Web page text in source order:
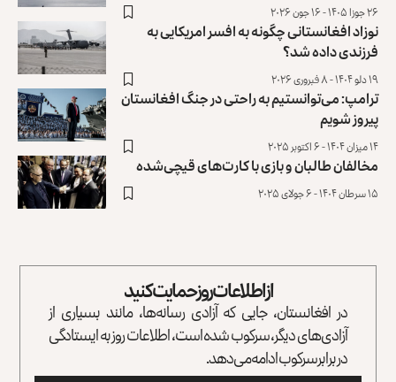
۲۶ جوزا ۱۴۰۵ - ۱۶ جون ۲۰۲۶
نوزاد افغانستانی چگونه به افسر امریکایی به
فرزندی داده شد؟
۱۹ دلو ۱۴۰۴ - ۸ فبروری ۲۰۲۶
ترامپ: می‌توانستیم به راحتی در جنگ افغانستان
پیروز شویم
۱۴ میزان ۱۴۰۴ - ۶ اکتوبر ۲۰۲۵
مخالفان طالبان و بازی با کارت‌های قیچی‌شده
۱۵ سرطان ۱۴۰۴ - ۶ جولای ۲۰۲۵
از اطلاعات روز حمایت کنید
در افغانستان، جایی که آزادی رسانه‌ها، مانند بسیاری از
آزادی‌های دیگر، سرکوب شده است، اطلاعات روز به ایستادگی
در برابر سرکوب ادامه می‌دهد.